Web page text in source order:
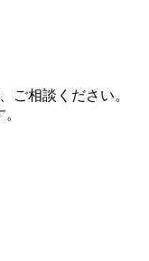
ご相談ください。